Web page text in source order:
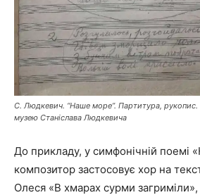
С. Людкевич. “Наше море”. Партитура,
музею Станіслава Людкевича
До прикладу, у симфонічній поемі
композитор застосовує хор на
Олеся «В хмарах сурми